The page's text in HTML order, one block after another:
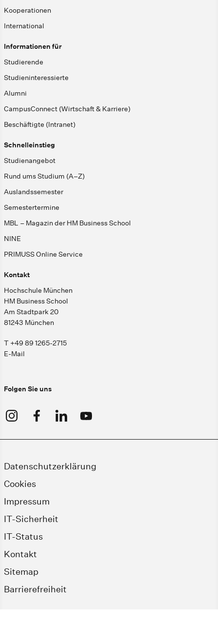
Kooperationen
International
Informationen für
Studierende
Studieninteressierte
Alumni
CampusConnect (Wirtschaft & Karriere)
Beschäftigte (Intranet)
Schnelleinstieg
Studienangebot
Rund ums Studium (A–Z)
Auslandssemester
Semestertermine
MBL – Magazin der HM Business School
NINE
PRIMUSS Online Service
Kontakt
Hochschule München
HM Business School
Am Stadtpark 20
81243 München
T +49 89 1265-2715
E-Mail
Folgen Sie uns
Datenschutzerklärung
Cookies
Impressum
IT-Sicherheit
IT-Status
Kontakt
Sitemap
Barrierefreiheit